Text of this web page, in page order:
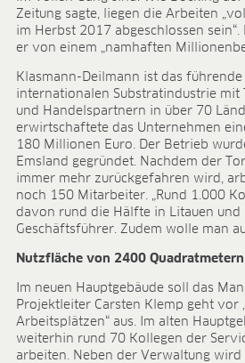
Topfpflanzen
Containerpflanzen
Forstpflanzen
Beerenobst
Qualitätserden für den Fachhandel
Sphagnum für Orchideen
UNTERNEHMEN
Über uns
Standorte
Zahlen & Fakten
Forschung & Entwicklung
Qualität & Zertifikate
Liefersicherheit
Kontakt
KARRIERE
Zeitung sagte, liegen die Arbeiten
im Herbst 2017 abgeschlossen
er von einem „namhaften
Klasmann-Deilmann ist das
internationalen Substratindustrie mit
und Handelspartnern in über 70
erwirtschaftete das Unternehmen
180 Millionen Euro. Der Betrieb
Emsland gegründet. Nachdem der
immer mehr zurückgefahren wird,
noch 150 Mitarbeiter. „Rund 1.000
davon rund die Hälfte in Litauen und
Geschäftsführer. Zudem wolle man
Nutzfläche von 2400 Quadratmetern
Im neuen Hauptgebäude soll das
Projektleiter Carsten Klemp geht vor
Arbeitsplätzen“ aus. Im alten
weiterhin rund 70 Kollegen der
arbeiten. Neben der Verwaltung wird